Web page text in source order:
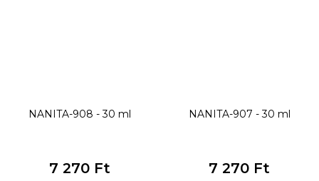
NANITA-908 - 30 ml
7 270 Ft
NANITA-907 - 30 ml
7 270 Ft